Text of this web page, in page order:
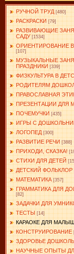
РУЧНОЙ ТРУД [480]
РАСКРАСКИ [79]
РАЗВИВАЮЩИЕ
САДУ [1534]
ОРИЕНТИРОВАНИЕ
[107]
МУЗЫКАЛЬНЫЕ
ПРАЗДНИКИ [339]
ФИЗКУЛЬТУРА В
РОДИТЕЛЯМ
ПРАВОСЛАВНАЯ
ПРЕЗЕНТАЦИИ ДЛЯ
ПОЧЕМУЧКИ [435]
ИГРЫ С
ЛОГОПЕД [300]
РАЗВИТИЕ РЕЧИ [388]
ПРИХОДИ, СКАЗКА!
СТИХИ ДЛЯ ДЕТЕЙ
ДЕТСКИЙ ФОЛЬКЛОР
МАТЕМАТИКА [357]
ГРАММАТИКА ДЛЯ
[82]
ЗАДАЧКИ ДЛЯ
ТЕСТЫ [14]
КАРАОКЕ ДЛЯ
КОНСТРУИРОВАНИЕ
ЗДОРОВЬЕ
НАУЧНЫЕ ОПЫТЫ